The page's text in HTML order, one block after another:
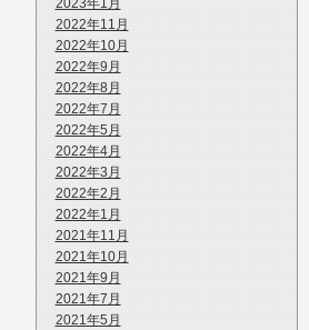
2023年1月
2022年11月
2022年10月
2022年9月
2022年8月
2022年7月
2022年5月
2022年4月
2022年3月
2022年2月
2022年1月
2021年11月
2021年10月
2021年9月
2021年7月
2021年5月